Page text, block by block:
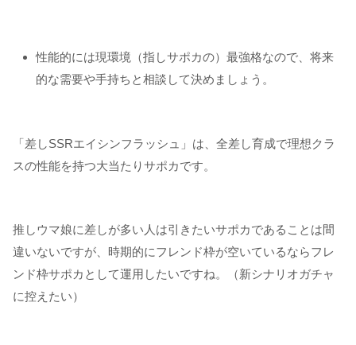
性能的には現環境（指しサポカの）最強格なので、将来
的な需要や手持ちと相談して決めましょう。
「差しSSRエイシンフラッシュ」は、全差し育成で理想クラ
スの性能を持つ大当たりサポカです。
推しウマ娘に差しが多い人は引きたいサポカであることは間
違いないですが、時期的にフレンド枠が空いているならフレ
ンド枠サポカとして運用したいですね。（新シナリオガチャ
に控えたい）